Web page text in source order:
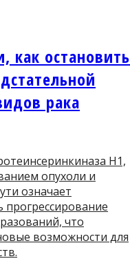
как остановить
рака
H1,
опухоли и
означает
что
возможности для